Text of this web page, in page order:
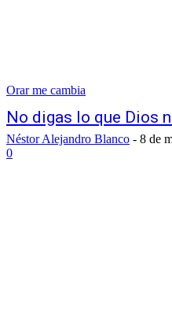
Orar me cambia
No digas lo que Dios
Néstor Alejandro Blanco - 8 de
0